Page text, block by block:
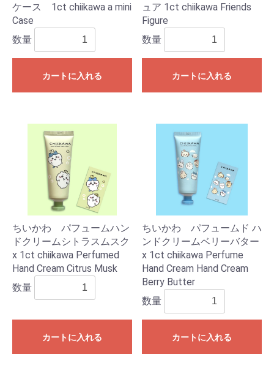
ケース 1ct chiikawa a mini
Case
数量
カートに入れる
ュア 1ct chiikawa Friends
Figure
数量
カートに入れる
ちいかわ パフュームハン
ドクリームシトラスムスク
x 1ct chiikawa Perfumed
Hand Cream Citrus Musk
数量
カートに入れる
ちいかわ パフュームド ハ
ンドクリームベリーバター
x 1ct chiikawa Perfume
Hand Cream Hand Cream
Berry Butter
数量
カートに入れる